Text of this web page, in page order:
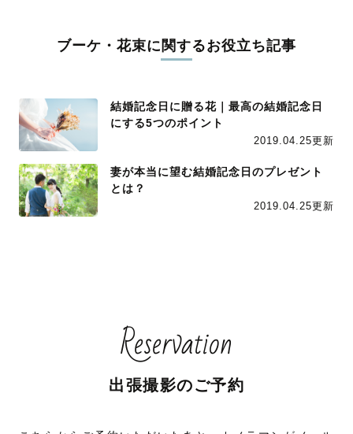
ブーケ・花束に関するお役立ち記事
結婚記念日に贈る花｜最高の結婚記念日
にする5つのポイント
2019.04.25更新
妻が本当に望む結婚記念日のプレゼント
とは？
2019.04.25更新
Reservation
出張撮影のご予約